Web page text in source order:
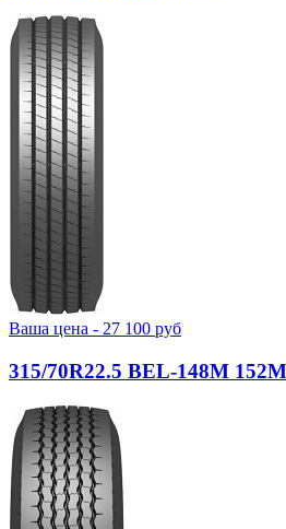
Ваша цена - 27 100 руб
315/70R22.5 BEL-148М